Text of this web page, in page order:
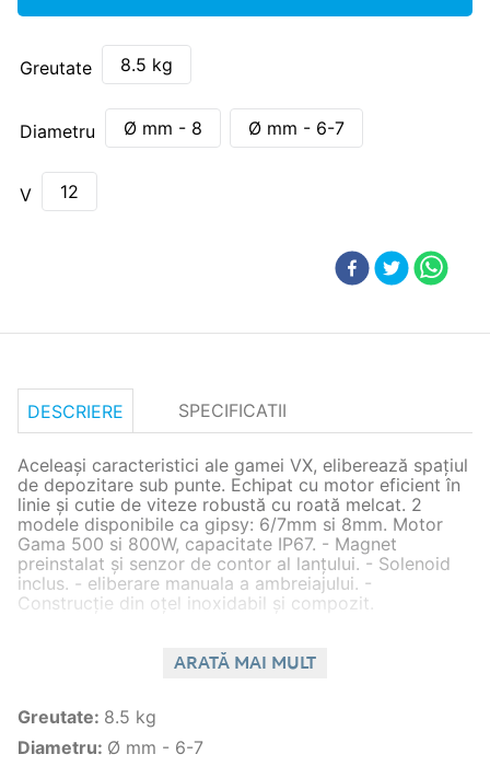
Greutate 8.5 kg
Diametru Ø mm - 8 Ø mm - 6-7
V 12
DESCRIERE SPECIFICATII
Aceleași caracteristici ale gamei VX, eliberează spațiul
de depozitare sub punte. Echipat cu motor eficient în
linie și cutie de viteze robustă cu roată melcat. 2
modele disponibile ca gipsy: 6/7mm si 8mm. Motor
Gama 500 si 800W, capacitate IP67. - Magnet
preinstalat și senzor de contor al lanțului. - Solenoid
inclus. - eliberare manuala a ambreiajului. -
Construcție din oțel inoxidabil și compozit.
DescriereVersiuneMotor
Gribel cu
unitate de
ARATĂ MAI MULT
Greutate: 8.5 kg
Diametru: Ø mm - 6-7